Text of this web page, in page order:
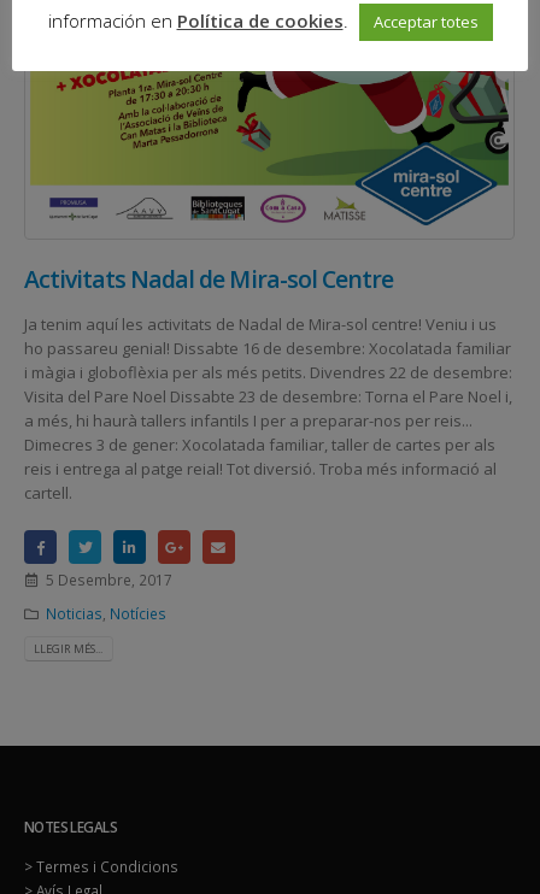
Activitats Nadal de Mira-sol Centre
Ja tenim aquí les activitats de Nadal de Mira-sol centre! Veniu i us
ho passareu genial! Dissabte 16 de desembre: Xocolatada familiar
i màgia i globoflèxia per als més petits. Divendres 22 de desembre:
Visita del Pare Noel Dissabte 23 de desembre: Torna el Pare Noel i,
a més, hi haurà tallers infantils I per a preparar-nos per reis...
Dimecres 3 de gener: Xocolatada familiar, taller de cartes per als
reis i entrega al patge reial! Tot diversió. Troba més informació al
cartell.
5 Desembre, 2017
Noticias Notícies
LLEGIR MÉS...
NOTES LEGALS
> Termes i Condicions
información en Política de cookies. Acceptar totes